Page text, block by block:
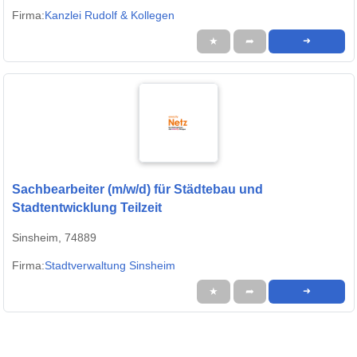
Firma:Kanzlei Rudolf & Kollegen
★ ➦ ➜
Sachbearbeiter (m/w/d) für Städtebau und
Stadtentwicklung Teilzeit
Sinsheim, 74889
Firma:Stadtverwaltung Sinsheim
★ ➦ ➜